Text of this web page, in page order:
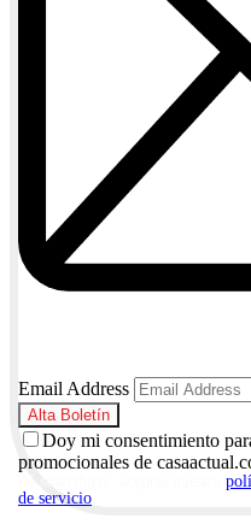
Email Address
Doy mi consentimiento
promocionales de
de servicio